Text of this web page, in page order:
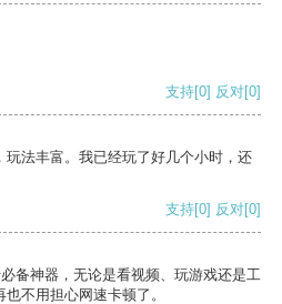
支持[0] 反对[0]
法丰富。我已经玩了好几个小时，还
支持[0] 反对[0]
备神器，无论是看视频、玩游戏还是工
不用担心网速卡顿了。